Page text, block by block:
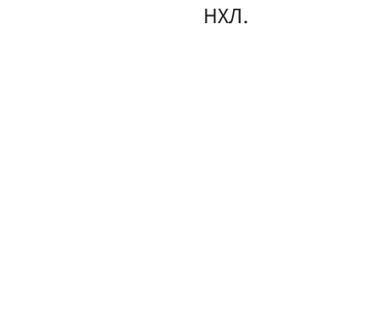
НХЛ.